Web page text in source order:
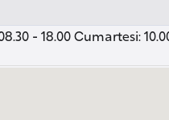
- 18.00 Cumartesi: